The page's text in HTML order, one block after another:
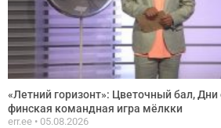
«Летний горизонт»: Цветочный бал,
финская командная игра мёлкки
err.ee 05.08.2026